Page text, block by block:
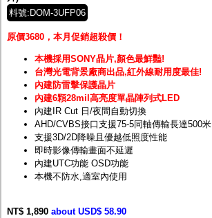
料號:DOM-3UFP06
原價3680，本月促銷超殺價！
本機採用SONY晶片,顏色最鮮豔!
台灣光電背景廠商出品,紅外線耐用度最佳!
內建防雷擊保護晶片
內建6顆28mil高亮度單晶陣列式LED
內建IR Cut 日/夜間自動切換
AHD/CVBS接口支援75-5同軸傳輸長達500米
支援3D/2D降噪且優越低照度性能
即時影像傳輸畫面不延遲
內建UTC功能 OSD功能
本機不防水,適室內使用
NT$ 1,890 about USD$ 58.90